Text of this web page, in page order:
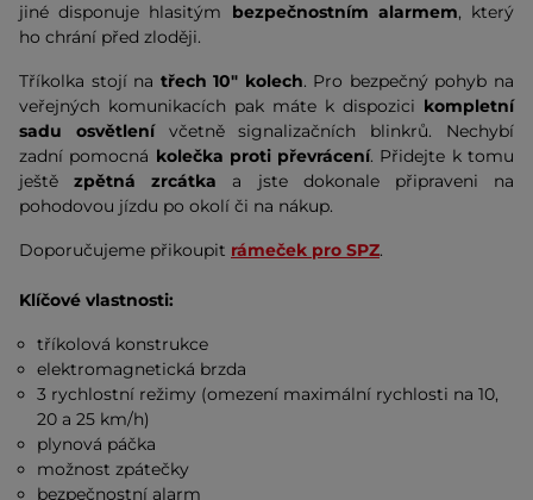
jiné disponuje hlasitým bezpečnostním alarmem, který
ho chrání před zloději.
Tříkolka stojí na třech 10" kolech. Pro bezpečný pohyb na
veřejných komunikacích pak máte k dispozici kompletní
sadu osvětlení včetně signalizačních blinkrů. Nechybí
zadní pomocná kolečka proti převrácení. Přidejte k tomu
ještězpětná zrcátka a jste dokonale připraveni na
pohodovou jízdu po okolí či na nákup.
Doporučujeme přikoupit rámeček pro SPZ.
Klíčové vlastnosti:
tříkolová konstrukce
elektromagnetická brzda
3 rychlostní režimy (omezení maximální rychlosti na 10,
20 a 25 km/h)
plynová páčka
možnost zpátečky
bezpečnostní alarm